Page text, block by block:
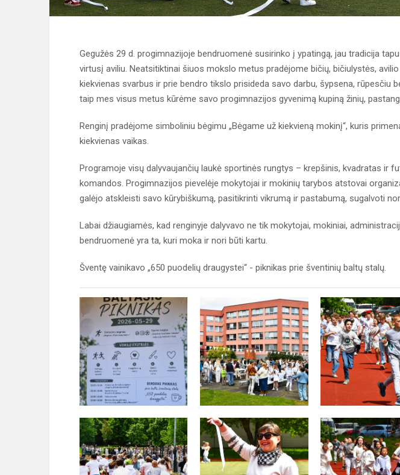
Gegužės 29 d. progimnazijoje bendruomenė susirinko į ypatingą, jau tradicija
virtusį aviliu. Neatsitiktinai šiuos mokslo metus pradėjome bičių, bičiulystės,
kiekvienas svarbus ir prie bendro tikslo prisideda savo darbu, šypsena, rūpesčiu
taip mes visus metus kūrėme savo progimnazijos gyvenimą kupiną žinių,
Renginį pradėjome simboliniu bėgimu „Bėgame už kiekvieną mokinį“, kuris
kiekvienas vaikas.
Programoje visų dalyvaujančių laukė sportinės rungtys – krepšinis, kvadratas ir
komandos. Progimnazijos pievelėje mokytojai ir mokinių tarybos atstovai
galėjo atskleisti savo kūrybiškumą, pasitikrinti vikrumą ir pastabumą, sugalvoti
Labai džiaugiamės, kad renginyje dalyvavo ne tik mokytojai, mokiniai,
bendruomenė yra ta, kuri moka ir nori būti kartu.
Šventę vainikavo „650 puodelių draugystei“ - piknikas prie šventinių baltų stalų.